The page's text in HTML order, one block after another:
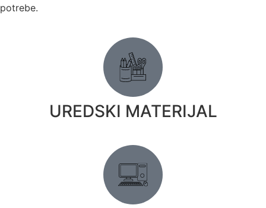
potrebe.
UREDSKI MATERIJAL